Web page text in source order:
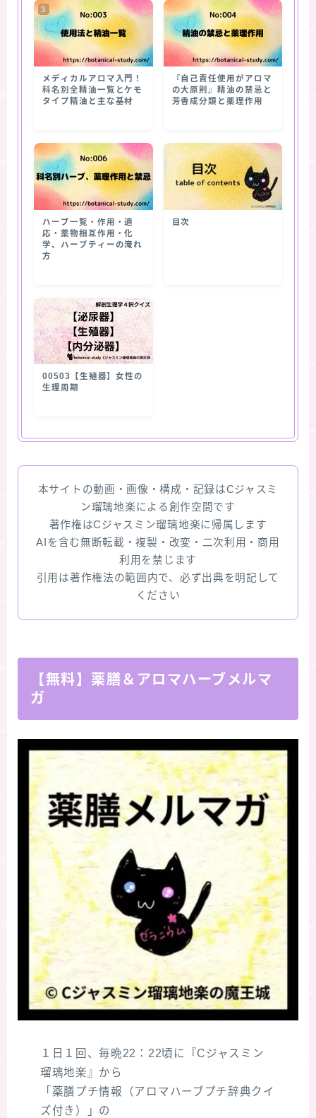
メディカルアロマ入門！
科名別全精油一覧とケモ
タイプ精油と主な基材
『自己責任使用がアロマ
の大原則』精油の禁忌と
芳香成分類と薬理作用
ハーブ一覧・作用・適
応・薬物相互作用・化
学、ハーブティーの淹れ
方
目次
00503【生殖器】女性の
生理周期
本サイトの動画・画像・構成・記録はCジャスミ
ン瑠璃地楽による創作空間です
著作権はCジャスミン瑠璃地楽に帰属します
AIを含む無断転載・複製・改変・二次利用・商用
利用を禁じます
引用は著作権法の範囲内で、必ず出典を明記して
ください
【無料】薬膳＆アロマハーブメルマ
ガ
１日１回、毎晩22：22頃に『Cジャスミン
瑠璃地楽』から
「薬膳プチ情報（アロマハーブプチ辞典クイ
ズ付き）」の